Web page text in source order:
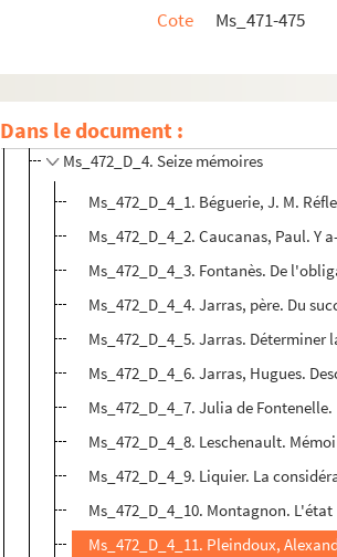
Cote
Ms_471-475
Dans le document :
Ms_472_D. Mémoires de médecine
Ms_472_D_3. Douze mémoires
Ms_472_D_4. Seize mémoires
Ms_472_D_4_1. Béguerie, J. M.
Ms_472_D_4_2. Caucanas, Paul. Y
Ms_472_D_4_3. Fontanès. De
Ms_472_D_4_4. Jarras, père. Du
Ms_472_D_4_5. Jarras.
Ms_472_D_4_6. Jarras, Hugues.
Ms_472_D_4_7. Julia de
Ms_472_D_4_8. Leschenault.
Ms_472_D_4_9. Liquier. La
Ms_472_D_4_10. Montagnon.
Ms_472_D_4_11. Pleindoux,